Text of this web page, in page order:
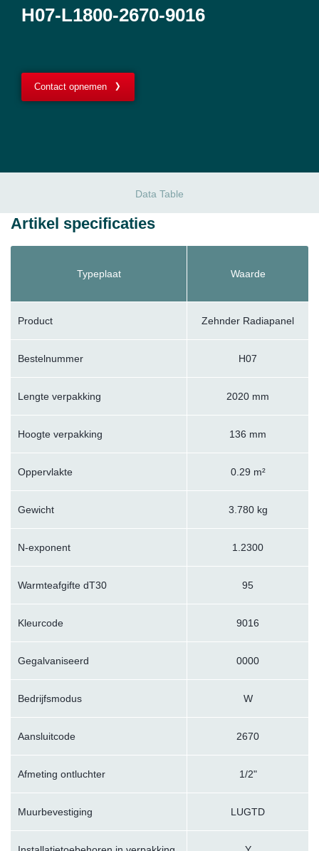
H07-L1800-2670-9016
Contact opnemen
Data Table
Artikel specificaties
Typeplaat Waarde
Product Zehnder Radiapanel
Bestelnummer H07
Lengte verpakking 2020 mm
Hoogte verpakking 136 mm
Oppervlakte 0.29 m²
Gewicht 3.780 kg
N-exponent 1.2300
Warmteafgifte dT30 95
Kleurcode 9016
Gegalvaniseerd 0000
Bedrijfsmodus W
Aansluitcode 2670
Afmeting ontluchter 1/2"
Muurbevestiging LUGTD